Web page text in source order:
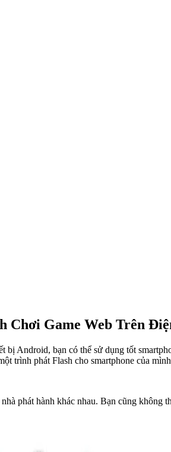
Chơi Game Web Trên
Android, bạn có thể sử dụng tốt
trình phát Flash cho smartphone của
phát hành khác nhau. Bạn cũng không